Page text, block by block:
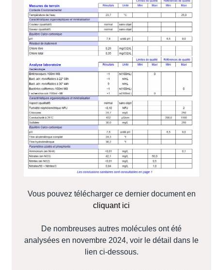
Vous pouvez télécharger ce dernier document en
cliquant ici
De nombreuses autres molécules ont été
analysées en novembre 2024, voir le détail dans le
lien ci-dessous.